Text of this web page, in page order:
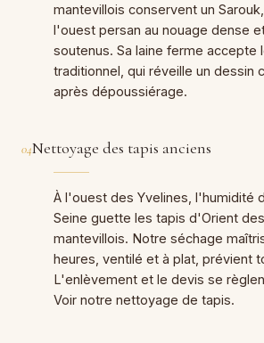
mantevillois conservent un
l'ouest persan au nouage dense
soutenus. Sa laine ferme accepte
traditionnel, qui réveille un dessin
après dépoussiérage.
04Nettoyage des tapis anciens
À l'ouest des Yvelines, l'humidité
Seine guette les tapis d'Orient
mantevillois. Notre séchage
heures, ventilé et à plat, prévient
L'enlèvement et le devis se
Voir notre nettoyage de tapis.